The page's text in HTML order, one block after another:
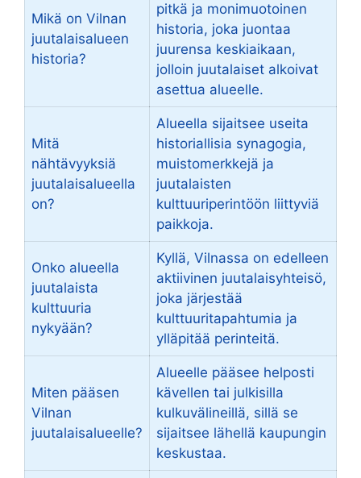
Mikä on Vilnan
juutalaisalueen
historia?
pitkä ja monimuotoinen
historia, joka juontaa
juurensa keskiaikaan,
jolloin juutalaiset alkoivat
asettua alueelle.
Mitä
nähtävyyksiä
juutalaisalueella
on?
Alueella sijaitsee useita
historiallisia synagogia,
muistomerkkejä ja
juutalaisten
kulttuuriperintöön liittyviä
paikkoja.
Onko alueella
juutalaista
kulttuuria
nykyään?
Kyllä, Vilnassa on edelleen
aktiivinen juutalaisyhteisö,
joka järjestää
kulttuuritapahtumia ja
ylläpitää perinteitä.
Miten pääsen
Vilnan
juutalaisalueelle?
Alueelle pääsee helposti
kävellen tai julkisilla
kulkuvälineillä, sillä se
sijaitsee lähellä kaupungin
keskustaa.